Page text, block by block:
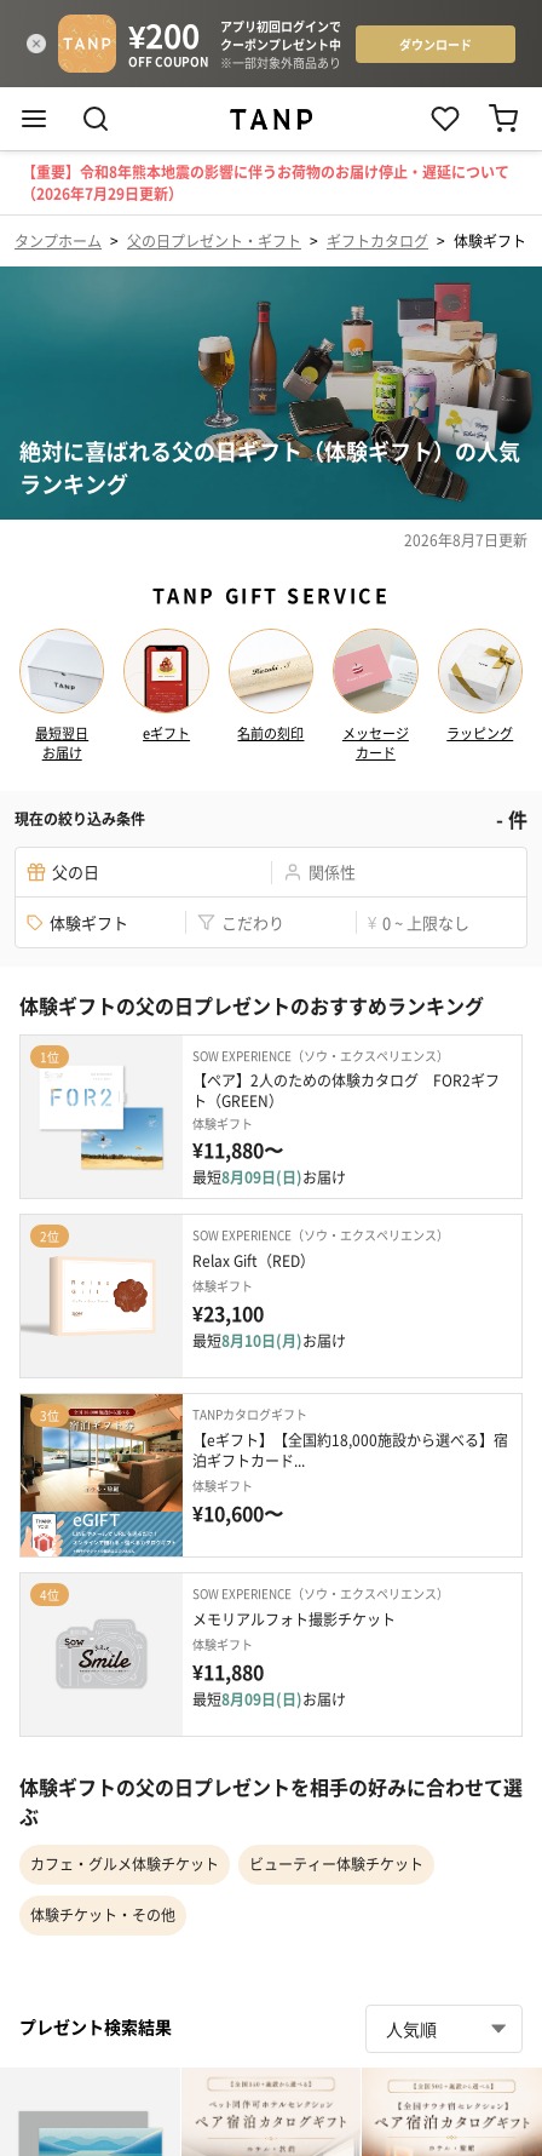
【重要】令和8年熊本地震の影響に伴うお荷物のお届け停止・遅延について
（2026年7月29日更新）
タンプホーム > 父の日プレゼント・ギフト > ギフトカタログ > 体験ギフト
絶対に喜ばれる父の日ギフト（体験ギフト）の人気
ランキング
2026年8月7日更新
TANP GIFT SERVICE
最短翌日
お届け
eギフト 名前の刻印
メッセージ
カード
ラッピング
現在の絞り込み条件 -件
父の日 関係性
体験ギフト こだわり ¥ 0 ~ 上限なし
体験ギフトの父の日プレゼントのおすすめランキング
1位 SOW EXPERIENCE（ソウ・エクスペリエンス）
【ペア】2人のための体験カタログ　FOR2ギフ
ト（GREEN）
体験ギフト
¥11,880〜
最短8月09日(日)お届け
2位 SOW EXPERIENCE（ソウ・エクスペリエンス）
Relax Gift（RED）
体験ギフト
¥23,100
最短8月10日(月)お届け
3位 TANPカタログギフト
【eギフト】【全国約18,000施設から選べる】宿
泊ギフトカード...
体験ギフト
¥10,600〜
4位 SOW EXPERIENCE（ソウ・エクスペリエンス）
メモリアルフォト撮影チケット
体験ギフト
¥11,880
最短8月09日(日)お届け
体験ギフトの父の日プレゼントを相手の好みに合わせて選
ぶ
カフェ・グルメ体験チケット ビューティー体験チケット
体験チケット・その他
プレゼント検索結果